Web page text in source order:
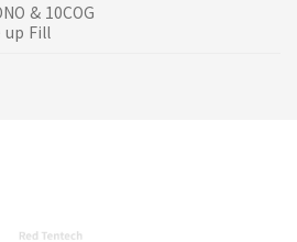
& 10COG
up Fill